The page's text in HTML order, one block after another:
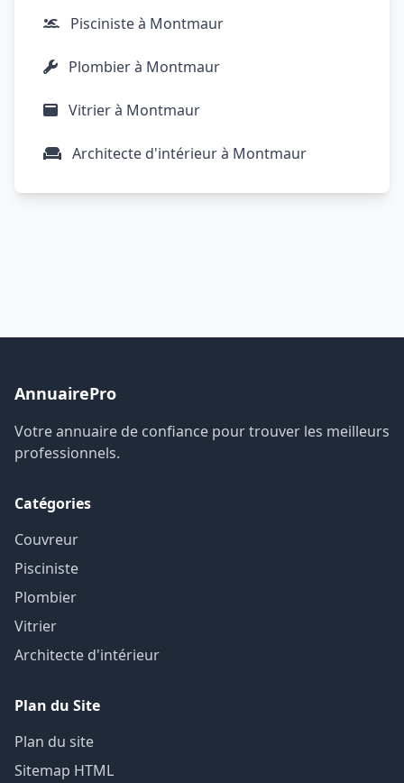
Pisciniste à Montmaur
Plombier à Montmaur
Vitrier à Montmaur
Architecte d'intérieur à Montmaur
AnnuairePro
Votre annuaire de confiance pour trouver les meilleurs
professionnels.
Catégories
Couvreur
Pisciniste
Plombier
Vitrier
Architecte d'intérieur
Plan du Site
Plan du site
Sitemap HTML